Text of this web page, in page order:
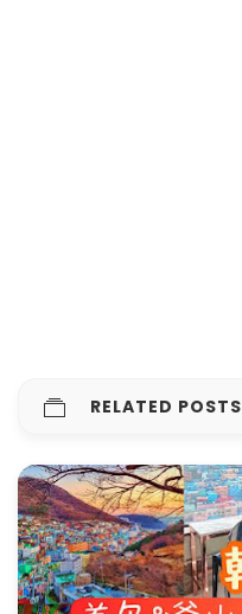
RELATED POSTS